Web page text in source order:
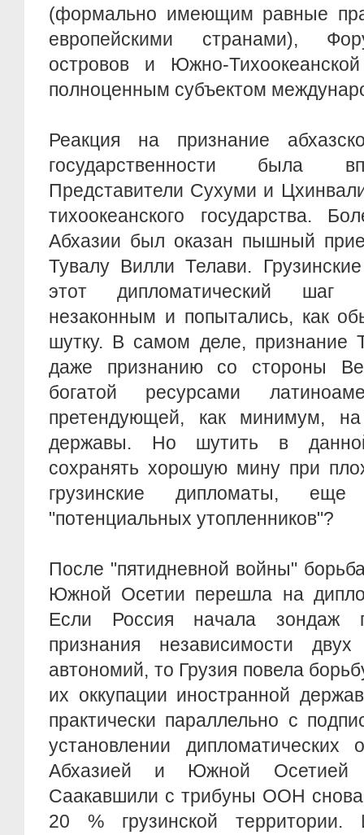
(формально имеющим равные
европейскими странами),
островов и Южно-
полноценным субъектом
Реакция на признание
государственности была
Представители Сухуми и
тихоокеанского государства.
Абхазии был оказан пышный
Тувалу Вилли Телави.
этот дипломатический шаг
незаконным и попытались, как
шутку. В самом деле, признание
даже признанию со стороны
богатой ресурсами
претендующей, как минимум,
державы. Но шутить в
сохранять хорошую мину при
грузинские дипломаты,
"потенциальных утопленников"?
После "пятидневной войны"
Южной Осетии перешла на
Если Россия начала зондаж
признания независимости
автономий, то Грузия повела
их оккупации иностранной
практически параллельно с
установлении
Абхазией и Южной Осетией
Саакавшили с трибуны ООН снова
20 % грузинской